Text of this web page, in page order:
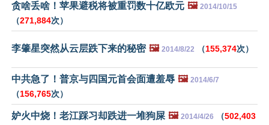
贪啥丢啥！苹果避税将被重罚数十亿欧元 🖼️ 2014/10/15
（271,884次）
李肇星突然从云层跌下来的秘密 🖼️ 2014/8/22 （155,374次）
中共急了！普京与四国元首会面遭羞辱 🖼️ 2014/6/7
（156,765次）
妒火中烧！老江踩习却跌进一堆狗屎 🖼️ 2014/4/26 （502,403